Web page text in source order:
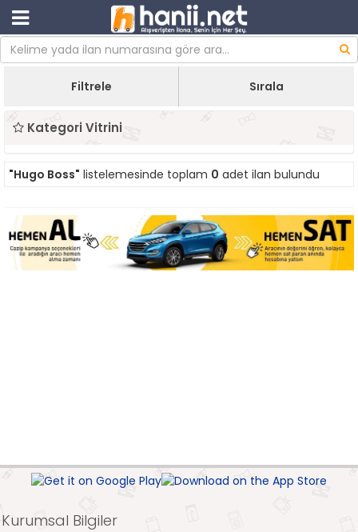
Filtrele Sırala
Kategori Vitrini
"Hugo Boss" listelemesinde toplam 0 adet ilan bulundu
Kurumsal Bilgiler